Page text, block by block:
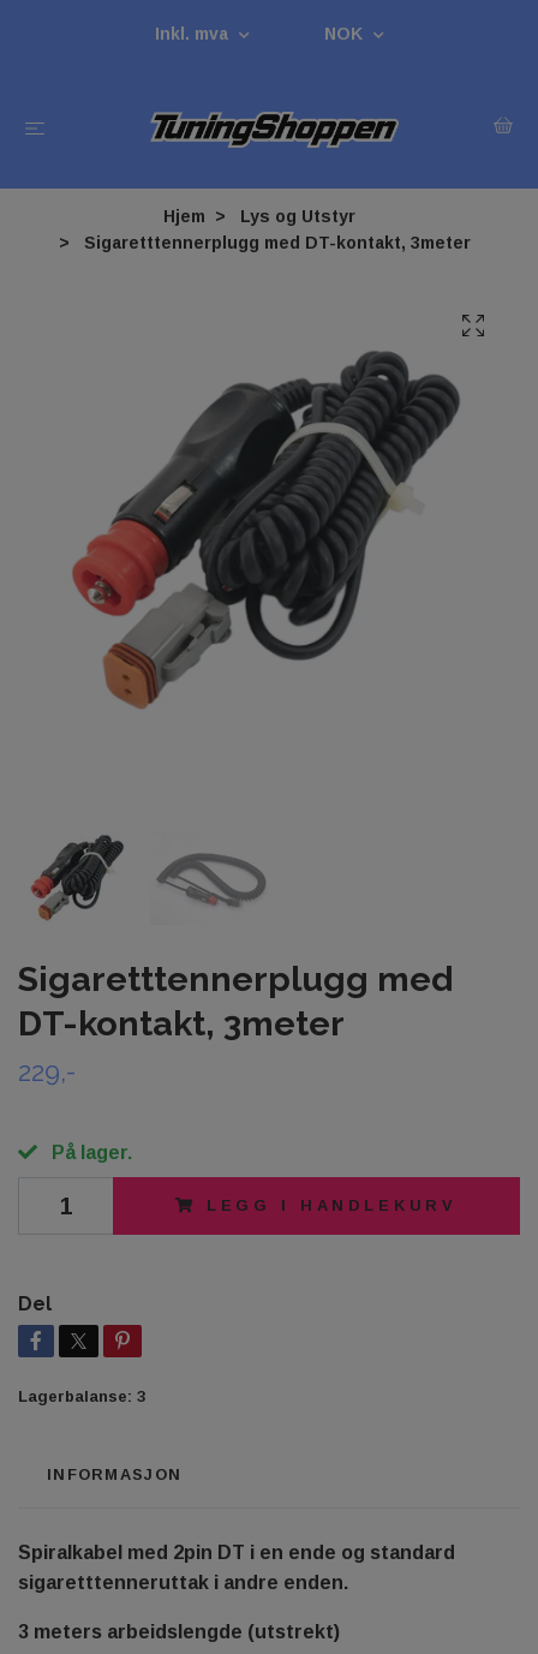
Inkl. mva NOK
Hjem
Lys og Utstyr
Sigaretttennerplugg med DT-kontakt, 3meter
Sigaretttennerplugg med
DT-kontakt, 3meter
229,-
På lager.
LEGG I HANDLEKURV
Del
Lagerbalanse: 3
INFORMASJON
Spiralkabel med 2pin DT i en ende og standard
sigaretttenneruttak i andre enden.
3 meters arbeidslengde (utstrekt)